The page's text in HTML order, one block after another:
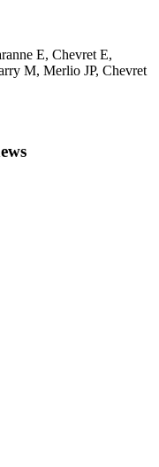
E, Chevret E,
M, Merlio JP, Chevret